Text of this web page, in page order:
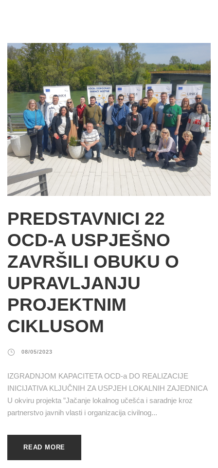
PREDSTAVNICI 22
OCD-A USPJEŠNO
ZAVRŠILI OBUKU O
UPRAVLJANJU
PROJEKTNIM
CIKLUSOM
08/05/2023
IZGRADNJOM KAPACITETA OCD-a DO REALIZACIJE
INICIJATIVA KLJUČNIH ZA USPJEH LOKALNIH ZAJEDNICA
U okviru projekta ”Jačanje lokalnog učešća i saradnje kroz
partnerstvo javnih vlasti i organizacija civilnog...
READ MORE